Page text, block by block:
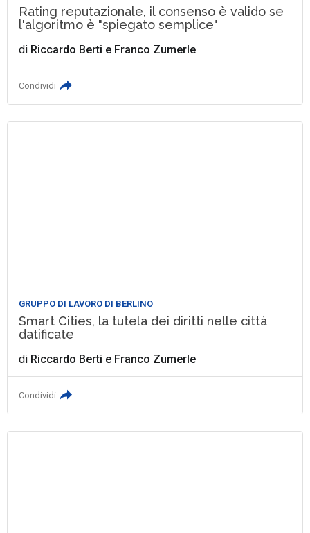
Rating reputazionale, il consenso è valido se
l'algoritmo è "spiegato semplice"
di Riccardo Berti e Franco Zumerle
Condividi
GRUPPO DI LAVORO DI BERLINO
Smart Cities, la tutela dei diritti nelle città
datificate
di Riccardo Berti e Franco Zumerle
Condividi